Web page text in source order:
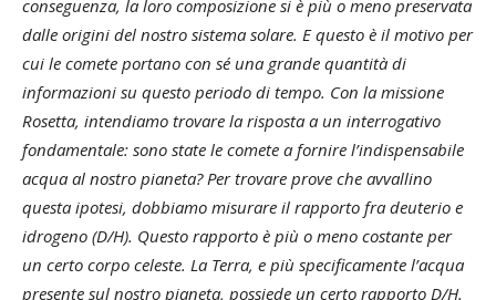
conseguenza, la loro composizione si è più o meno preservata
dalle origini del nostro sistema solare. E questo è il motivo per
cui le comete portano con sé una grande quantità di
informazioni su questo periodo di tempo. Con la missione
Rosetta, intendiamo trovare la risposta a un interrogativo
fondamentale: sono state le comete a fornire l’indispensabile
acqua al nostro pianeta? Per trovare prove che avvallino
questa ipotesi, dobbiamo misurare il rapporto fra deuterio e
idrogeno (D/H). Questo rapporto è più o meno costante per
un certo corpo celeste. La Terra, e più specificamente l’acqua
presente sul nostro pianeta, possiede un certo rapporto D/H.